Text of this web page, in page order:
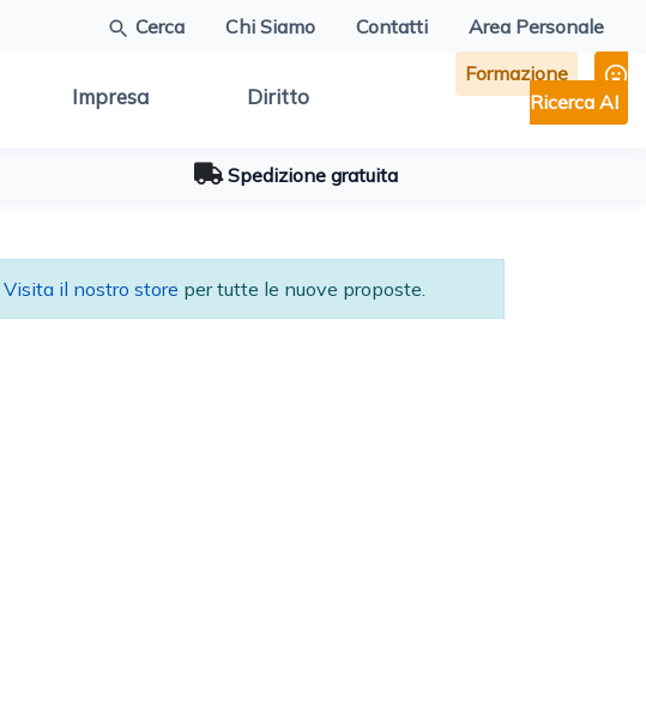
Cerca Chi Siamo Contatti Area Personale
Impresa Diritto
Formazione
Ricerca AI
Spedizione gratuita
Visita il nostro store per tutte le nuove proposte.